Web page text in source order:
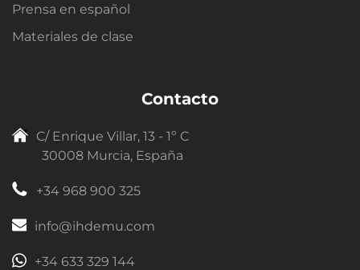
Prensa en español
Materiales de clase
Contacto
C/ Enrique Villar, 13 - 1º C
30008 Murcia, España
+34 968 900 325
info@ihdemu.com
+34 633 329 144